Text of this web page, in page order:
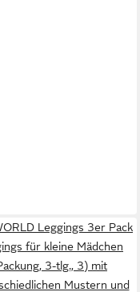
Leggings 3er Pack
für kleine Mädchen
3-tlg., 3) mit
Mustern und